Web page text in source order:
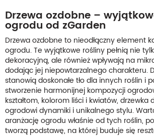
Drzewa ozdobne –
ogrodu od zGarden
Drzewa ozdobne to nieodłączny element
ogrodu. Te wyjątkowe rośliny pełnią nie
dekoracyjną, ale również wpływają na
dodając jej niepowtarzalnego charakteru.
stanowią doskonałe tło dla innych roślin i
stworzenie harmonijnej kompozycji
kształtom, kolorom liści i kwiatów,
ogrodowi dynamiki i unikalnego stylu.
aranżację ogrodu właśnie od tych roślin,
tworzą podstawę, na której buduje się